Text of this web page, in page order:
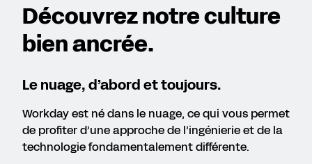
Découvrez notre culture
bien ancrée.
Le nuage, d’abord et toujours.
Workday est né dans le nuage, ce qui vous permet
de profiter d’une approche de l’ingénierie et de la
technologie fondamentalement différente.